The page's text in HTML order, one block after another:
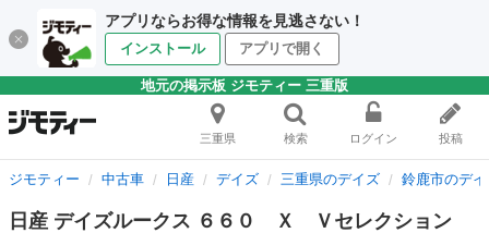
アプリならお得な情報を見逃さない！
インストール アプリで開く
地元の掲示板 ジモティー 三重版
三重県 検索 ログイン 投稿
ジモティー 中古車 日産 デイズ 三重県のデイズ 鈴鹿市のデ
日産 デイズルークス ６６０ Ｘ Ｖセレクション